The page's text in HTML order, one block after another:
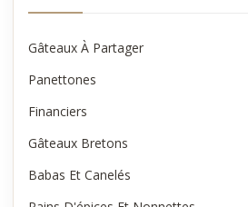
Gâteaux À Partager
Panettones
Financiers
Gâteaux Bretons
Babas Et Canelés